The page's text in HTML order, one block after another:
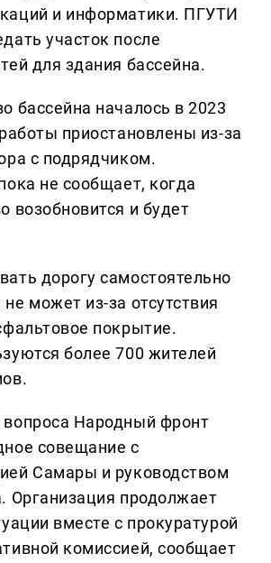
и информатики. ПГУТИ
участок после
для здания бассейна.
бассейна началось в 2023
приостановлены из-за
с подрядчиком.
не сообщает, когда
возобновится и будет
дорогу самостоятельно
может из-за отсутствия
покрытие.
более 700 жителей
Народный фронт
совещание с
Самары и руководством
Организация продолжает
вместе с прокуратурой
комиссией, сообщает